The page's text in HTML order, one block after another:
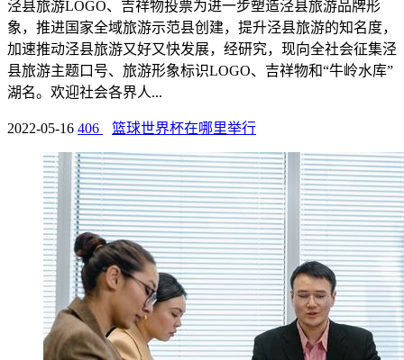
泾县旅游LOGO、吉祥物投票为进一步塑造泾县旅游品牌形
象，推进国家全域旅游示范县创建，提升泾县旅游的知名度，
加速推动泾县旅游又好又快发展，经研究，现向全社会征集泾
县旅游主题口号、旅游形象标识LOGO、吉祥物和“牛岭水库”
湖名。欢迎社会各界人...
2022-05-16 406 篮球世界杯在哪里举行